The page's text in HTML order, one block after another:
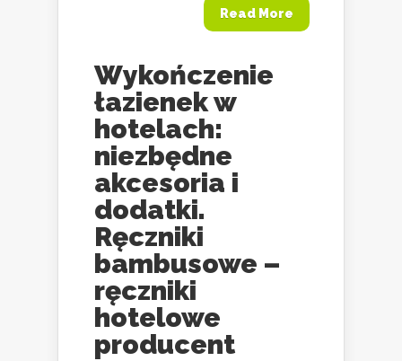
Read More
Wykończenie
łazienek w
hotelach:
niezbędne
akcesoria i
dodatki.
Ręczniki
bambusowe –
ręczniki
hotelowe
producent